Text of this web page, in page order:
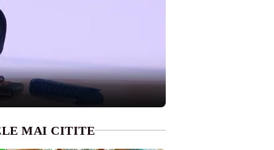
MAI CITITE